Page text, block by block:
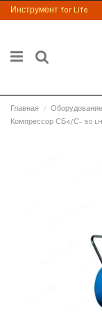
Инструмент for Life
Главная Оборудование
Компрессор СБ4/С- 50